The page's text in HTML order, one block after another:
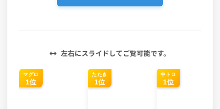
左右にスライドしてご覧可能です。
マグロ
1位
たたき
1位
中トロ
1位